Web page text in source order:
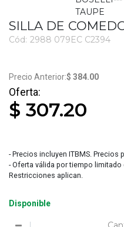
SILLA DE
Cód: 2988 079EC C2394
$ 384.00
$ 307.20
- Precios incluyen ITBMS. Precios
- Oferta válida por tiempo
Restricciones aplican.
Disponible